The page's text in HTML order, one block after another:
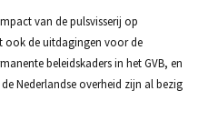
van de pulsvisserij op
ook de uitdagingen voor de
beleidskaders in het GVB, en
Nederlandse overheid zijn al bezig